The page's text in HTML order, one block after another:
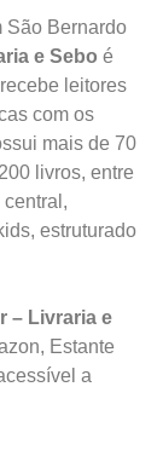
São Bernardo
e Sebo é
leitores
com os
mais de 70
livros, entre
estruturado
– Livraria e
Estante
a